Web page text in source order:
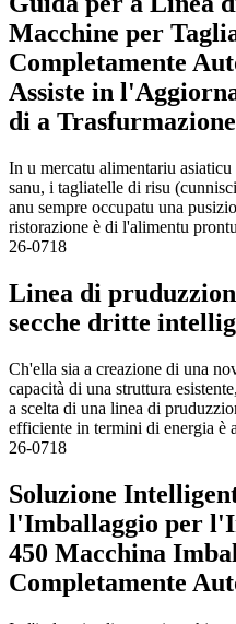
Macchine per
Completamente
Assiste in
di a
In u mercatu alimentariu
sanu, i tagliatelle di risu
anu sempre occupatu una
ristorazione è di l'alimentu
26-0718
Linea di
secche dritte
Ch'ella sia a creazione di una
capacità di una struttura
a scelta di una linea di
efficiente in termini di energia è
26-0718
Soluzione
l'Imballaggio per
450 Macchina
Completamente